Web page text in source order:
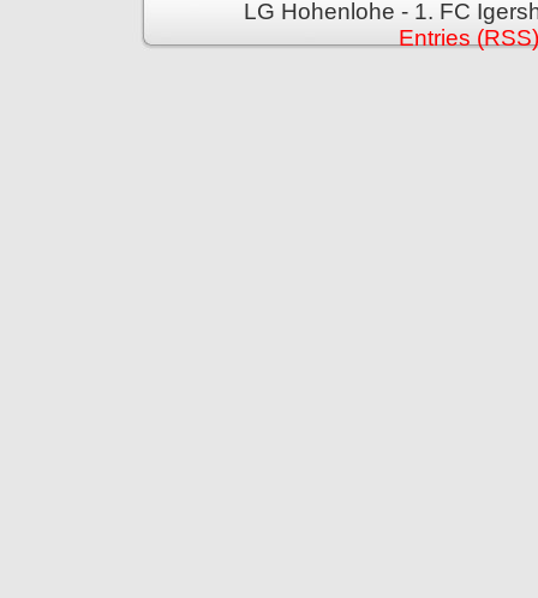
LG Hohenlohe - 1. FC
Entries (RSS)